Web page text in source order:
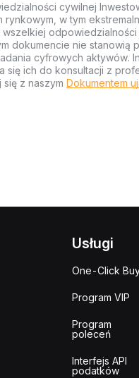
cywilnej
w tym
wszelkiej
dokumencie nie stanowią
cyfrowych aktywów.
się ich do konsultacji z
z naszym Dokumentem
Usługi
One-Click
Program VIP
Program
poleceń
Interfejs API
podatków